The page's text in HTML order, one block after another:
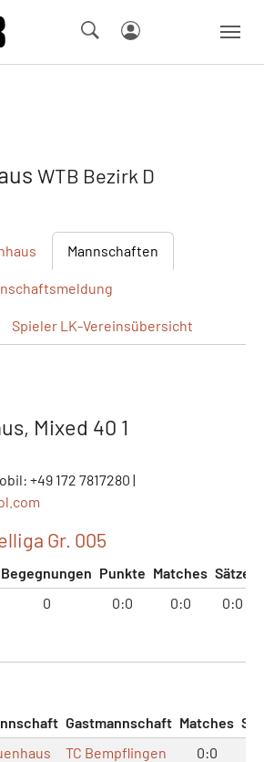
WTB Bezirk D
Mannschaften
Spieler LK-Vereinsübersicht
Mixed 40 1
+49 172 7817280 |
Gr. 005
Begegnungen Punkte Matches Sätze
0 0:0 0:0 0:0
Gastmannschaft Matches
TC Bempflingen
0:0